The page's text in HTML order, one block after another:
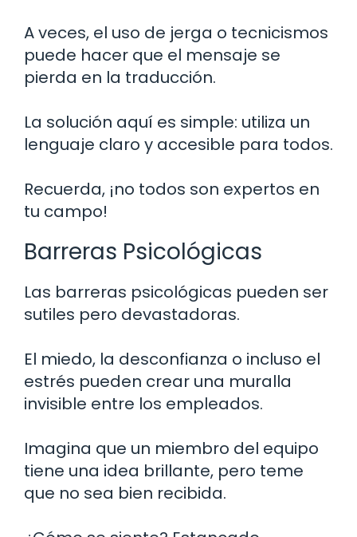
A veces, el uso de jerga o tecnicismos
puede hacer que el mensaje se
pierda en la traducción.
La solución aquí es simple: utiliza un
lenguaje claro y accesible para todos.
Recuerda, ¡no todos son expertos en
tu campo!
Barreras Psicológicas
Las barreras psicológicas pueden ser
sutiles pero devastadoras.
El miedo, la desconfianza o incluso el
estrés pueden crear una muralla
invisible entre los empleados.
Imagina que un miembro del equipo
tiene una idea brillante, pero teme
que no sea bien recibida.